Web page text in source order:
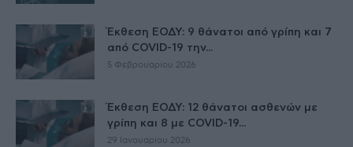
Έκθεση ΕΟΔΥ: 9 θάνατοι από γρίπη και 7
από COVID-19 την...
5 Φεβρουαρίου 2026
Έκθεση ΕΟΔΥ: 12 θάνατοι ασθενών με
γρίπη και 8 με COVID-19...
29 Ιανουαρίου 2026